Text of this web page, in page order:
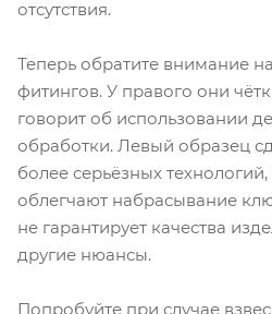
отсутствия.
Теперь обратите внимание
фитингов. У правого они
говорит об использовании
обработки. Левый образец
более серьёзных
облегчают набрасывание
не гарантирует качества
другие нюансы.
Попробуйте при случае